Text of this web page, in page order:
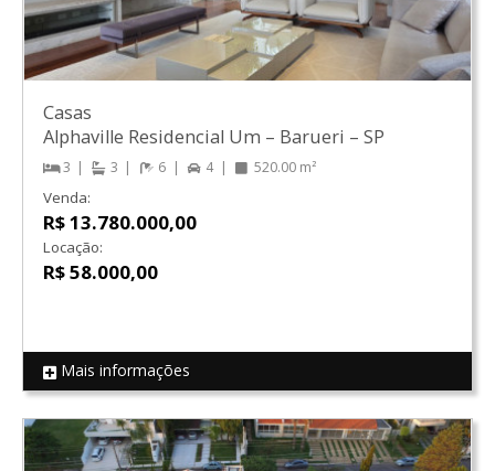
REF 18444
Casas
Alphaville Residencial Um – Barueri – SP
3 3 6 4 520.00 m²
Venda:
R$ 13.780.000,00
Locação:
R$ 58.000,00
Mais informações